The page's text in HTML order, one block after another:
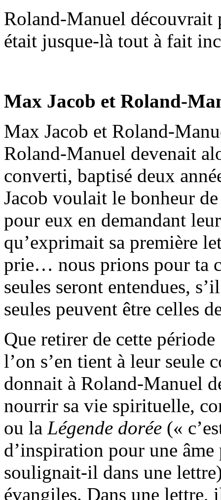
Roland-Manuel
était jusque-là tout à fait
Max Jacob et Roland-
Max Jacob et Roland-
Roland-Manuel devenait
converti, baptisé deux
Jacob voulait le bonheur
pour eux en demandant
qu’exprimait sa première
prie… nous prions pour ta
seules seront entendues,
seules peuvent être celles
Que retirer de cette
l’on s’en tient à leur seule
donnait à Roland-Manuel
nourrir sa vie spirituelle,
ou la Légende dorée («
d’inspiration pour une
soulignait-il dans une
évangiles. Dans une lettre,